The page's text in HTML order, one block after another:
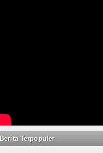
Berita Terpopuler